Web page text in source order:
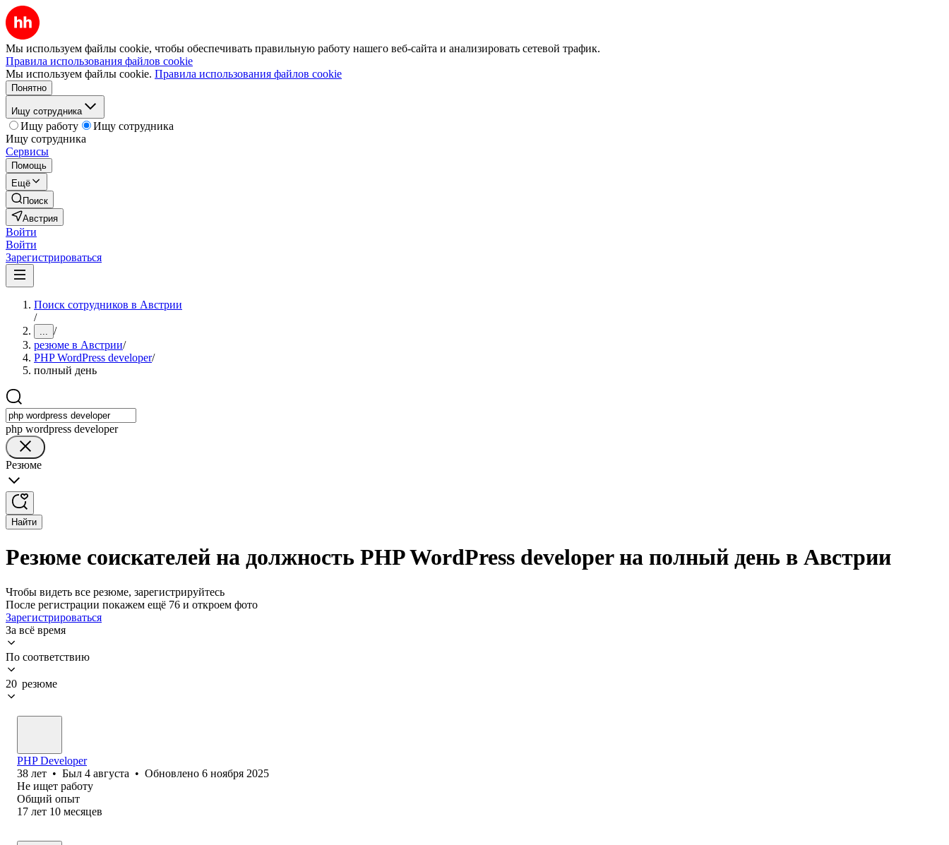
Мы используем файлы cookie, чтобы обеспечивать правильную работу нашего веб-сайта и анализировать сетевой трафик.
Правила использования файлов cookie
Мы используем файлы cookie. Правила использования файлов cookie
Понятно
Ищу сотрудника
Ищу работу
Ищу сотрудника
Ищу сотрудника
Сервисы
Помощь
Ещё
Поиск
Австрия
Войти
Войти
Зарегистрироваться
Поиск сотрудников в Австрии
/
... /
резюме в Австрии/
PHP WordPress developer/
полный день
php wordpress developer
Резюме
Найти
Резюме соискателей на должность PHP WordPress developer на полный день в Австрии
Чтобы видеть все резюме, зарегистрируйтесь
После регистрации покажем ещё 76 и откроем фото
Зарегистрироваться
За всё время
По соответствию
20 резюме
PHP Developer
38 лет • Был 4 августа • Обновлено 6 ноября 2025
Не ищет работу
Общий опыт
17 лет 10 месяцев